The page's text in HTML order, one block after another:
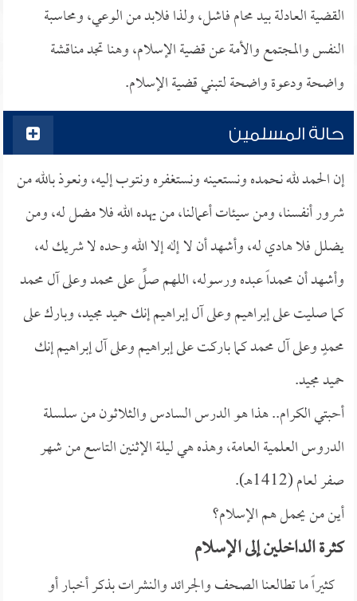
القضية العادلة بيد محام فاشل، ولذا فلابد من الوعي، ومحاسبة
النفس والمجتمع والأمة عن قضية الإسلام، وهنا تجد مناقشة
واضحة ودعوة واضحة لتبني قضية الإسلام.
حالة المسلمين
إن الحمد لله نحمده ونستعينه ونستغفره ونتوب إليه، ونعوذ بالله من
شرور أنفسنا، ومن سيئات أعمالنا، من يهده الله فلا مضل له، ومن
يضلل فلا هادي له، وأشهد أن لا إله إلا الله وحده لا شريك له،
وأشهد أن محمداً عبده ورسوله، اللهم صلِّ على محمد وعلى آل محمد
كما صليت على إبراهيم وعلى آل إبراهيم إنك حميد مجيد، وبارك على
محمدٍ وعلى آل محمد كما باركت على إبراهيم وعلى آل إبراهيم إنك
حميد مجيد.
أحبتي الكرام.. هذا هو الدرس السادس والثلاثون من سلسلة
الدروس العلمية العامة، وهذه هي ليلة الإثنين التاسع من شهر
صفر لعام (1412هـ).
أين من يحمل هم الإسلام؟
كثرة الداخلين إلى الإسلام
كثيراً ما تطالعنا الصحف والجرائد والنشرات بذكر أخبار أو